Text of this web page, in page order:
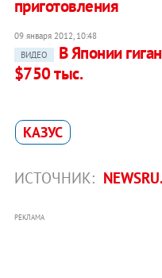
приготовления
09 января 2012, 10:48
ВИДЕО
В Японии
$750 тыс.
КАЗУС
ИСТОЧНИК:
РЕКЛАМА